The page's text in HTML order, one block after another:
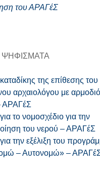
του ΑΡΑΓέΣ
της επίθεσης του
αρχαιολόγου με
ΑΡΑΓέΣ
το νομοσχέδιο για την
του νερού – ΑΡΑΓέΣ
την εξέλιξη του
– Αυτονομώ» –